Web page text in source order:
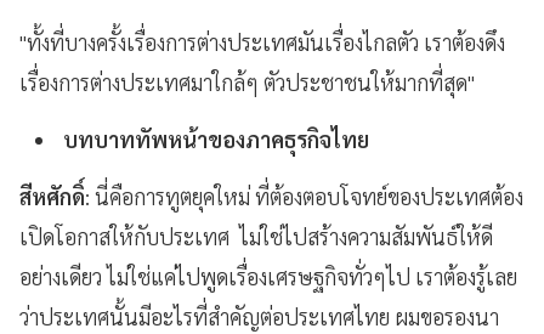
"ทั้งที่บางครั้งเรื่องการต่างประเทศมันเรื่องไกลตัว เราต้องดึง
เรื่องการต่างประเทศมาใกล้ๆ ตัวประชาชนให้มากที่สุด"
บทบาททัพหน้าของภาคธุรกิจไทย
สีหศักดิ์: นี่คือการทูตยุคใหม่ ที่ต้องตอบโจทย์ของประเทศต้อง
เปิดโอกาสให้กับประเทศ ไม่ใช่ไปสร้างความสัมพันธ์ให้ดี
อย่างเดียว ไม่ใช่แค่ไปพูดเรื่องเศรษฐกิจทั่วๆไป เราต้องรู้เลย
ว่าประเทศนั้นมีอะไรที่สำคัญต่อประเทศไทย ผมขอรองนา